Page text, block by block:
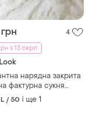
4
з 13 серп
нарядна закрита
фактурна сукня
безрукавка new look
км0774
/ 50 і ще 1